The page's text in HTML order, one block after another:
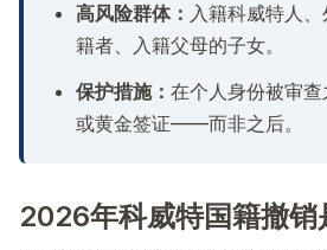
高风险群体： 入籍科威特人
籍者、入籍父母的子女。
保护措施： 在个人身份被审
或黄金签证——而非之后。
2026年科威特国籍撤销